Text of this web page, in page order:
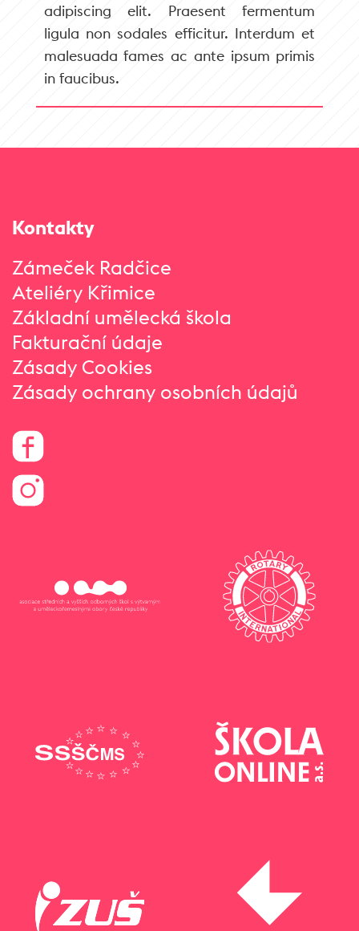
adipiscing elit. Praesent fermentum
ligula non sodales efficitur. Interdum et
malesuada fames ac ante ipsum primis
in faucibus.
Kontakty
Zámeček Radčice
Ateliéry Křimice
Základní umělecká škola
Fakturační údaje
Zásady Cookies
Zásady ochrany osobních údajů